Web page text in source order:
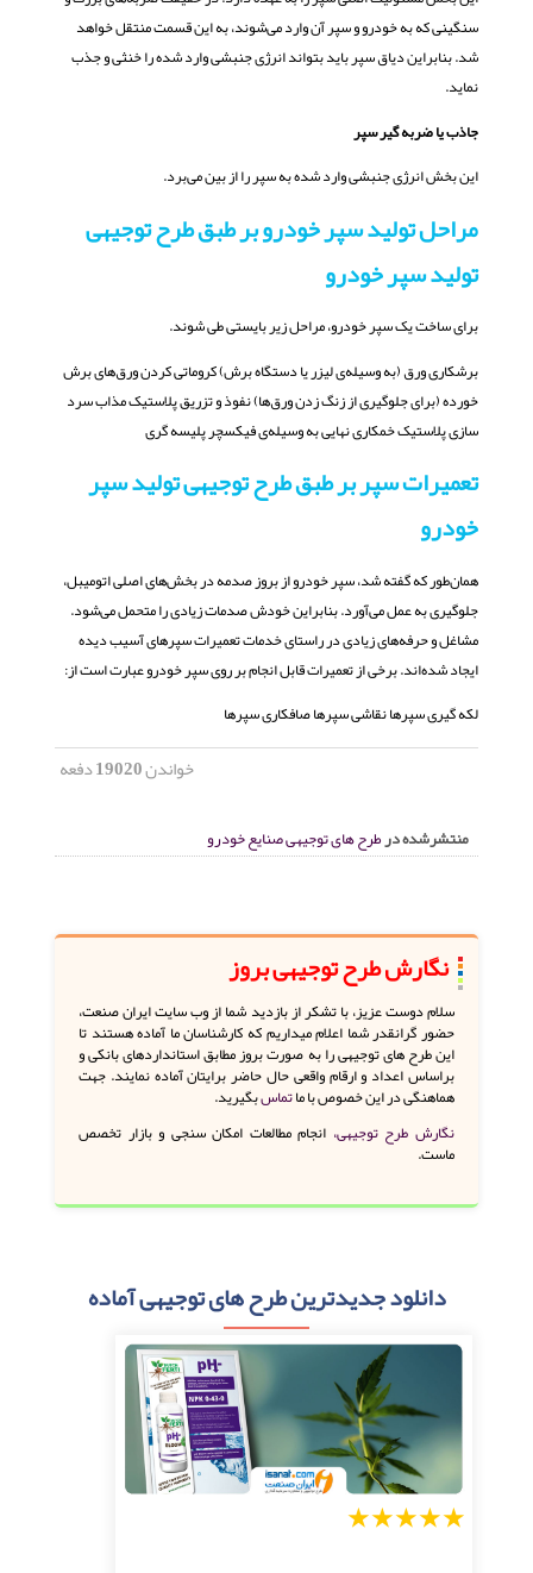
سنگینی که به خودرو و سپر آن وارد می‌شوند، به این قسمت منتقل خواهد
شد. بنابراین دیاق سپر باید بتواند انرژی جنبشی وارد شده را خنثی و جذب
نماید.
جاذب یا ضربه گیر سپر
این بخش انرژی جنبشی وارد شده به سپر را از بین می‌برد.
مراحل تولید سپر خودرو بر طبق طرح توجیهی
تولید سپر خودرو
برای ساخت یک سپر خودرو، مراحل زیر بایستی طی شوند.
برشکاری ورق (به وسیله‌ی لیزر یا دستگاه برش) کروماتی کردن ورق‌های برش
خورده (برای جلوگیری از زنگ زدن ورق‌ها) نفوذ و تزریق پلاستیک مذاب سرد
سازی پلاستیک خمکاری نهایی به وسیله‌ی فیکسچر پلیسه گری
تعمیرات سپر بر طبق طرح توجیهی تولید سپر
خودرو
همان‌طور که گفته شد، سپر خودرو از بروز صدمه در بخش‌های اصلی اتومیبل،
جلوگیری به عمل می‌آورد. بنابراین خودش صدمات زیادی را متحمل می‌شود.
مشاغل و حرفه‌های زیادی در راستای خدمات تعمیرات سپرهای آسیب دیده
ایجاد شده‌اند. برخی از تعمیرات قابل انجام بر روی سپر خودرو عبارت است از:
لکه گیری سپرها نقاشی سپرها صافکاری سپرها
خواندن19020دفعه
منتشرشده درطرح های توجیهی صنایع خودرو
نگارش طرح توجیهی بروز
سلام دوست عزیز، با تشکر از بازدید شما از وب سایت ایران صنعت،
حضور گرانقدر شما اعلام میداریم که کارشناسان ما آماده هستند تا
این طرح های توجیهی را به صورت بروز مطابق استانداردهای بانکی و
براساس اعداد و ارقام واقعی حال حاضر برایتان آماده نمایند. جهت
هماهنگی در این خصوص با ماتماسبگیرید.
نگارش طرح توجیهی، انجام مطالعات امکان سنجی و بازار تخصص
ماست.
دانلود جدیدترین طرح های توجیهی آماده
5
4
3
2